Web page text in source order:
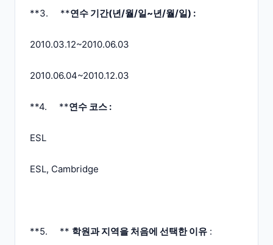
**3. **연수 기간(년/월/일~년/월/일) :
2010.03.12~2010.06.03
2010.06.04~2010.12.03
**4. **연수 코스 :
ESL
ESL, Cambridge
**5. ** 학원과 지역을 처음에 선택한 이유 :